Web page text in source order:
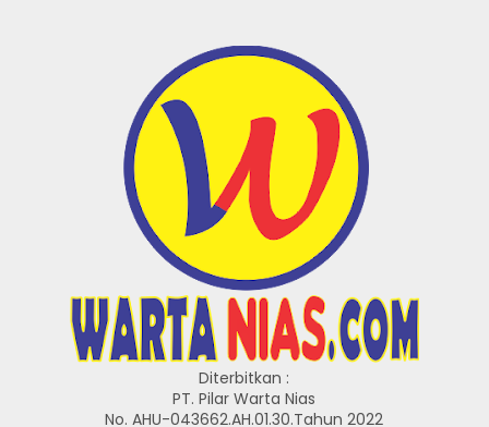
Diterbitkan :
PT. Pilar Warta Nias
No. AHU-043662.AH.01.30.Tahun 2022